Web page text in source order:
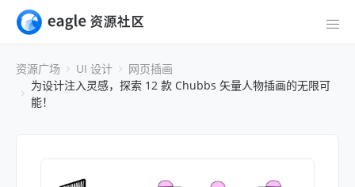
资源广场 UI 设计
网页插画
为设计注入灵感，探索 12 款 Chubbs 矢量人物插画的无限可
能！